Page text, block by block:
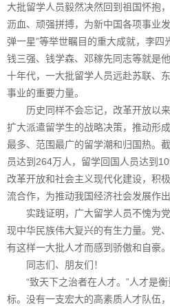
大批留学人员毅然决然回到祖国怀抱
沥血、顽强拼搏，为新中国各项事业
弹一星”等举世瞩目的重大成就，李四
钱三强、钱学森、邓稼先同志等就是
十年代，一大批留学人员远赴苏联、
事业的重要力量。
历史同样不会忘记，改革开放以来
扩大派遣留学生的战略决策，推动形
最多、范围最广的留学潮和归国热。
员达到264万人，留学回国人员达到
改革开放和社会主义现代化建设，积
流合作，为推动我国经济社会发展作出
实践证明，广大留学人员不愧为党
现中华民族伟大复兴的有生力量。党
有这样一大批人才而感到骄傲和自豪。
同志们、朋友们！
“致天下之治者在人才。”人才是衡
标。没有一支宏大的高素质人才队伍